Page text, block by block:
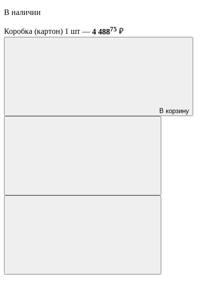
В наличии
Коробка (картон) 1 шт — 4 48875 ₽
В корзину